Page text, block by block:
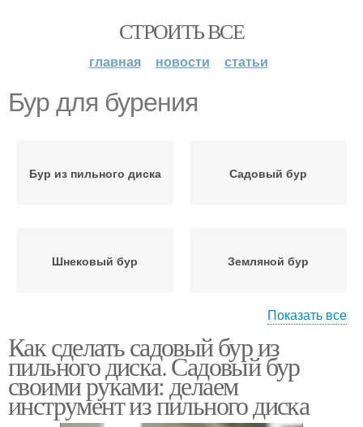
СТРОИТЬ ВСЕ
главная новости статьи
Бур для бурения
Бур из пильного диска Садовый бур
Шнековый бур Земляной бур
механизмом
Бур для земляных
работ
Показать все
Как сделать садовый бур из
пильного диска. Садовый бур
своими руками: делаем
инструмент из пильного диска